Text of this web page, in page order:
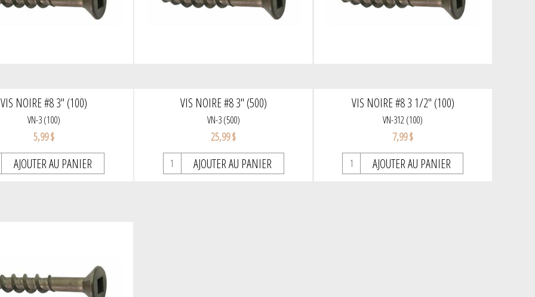
VIS NOIRE #8 3" (100)
VN-3 (100)
5,99 $
AJOUTER AU PANIER
VIS NOIRE #8 3" (500)
VN-3 (500)
25,99 $
AJOUTER AU PANIER
VIS NOIRE #8 3 1/2" (100)
VN-312 (100)
7,99 $
AJOUTER AU PANIER